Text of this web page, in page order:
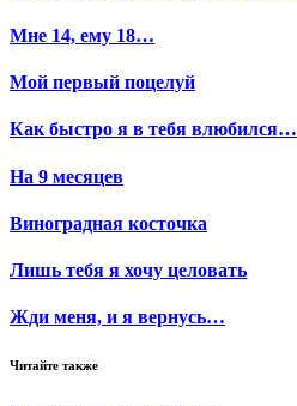
Мне 14, ему 18…
Мой первый поцелуй
Как быстро я в тебя влюбился…
На 9 месяцев
Виноградная косточка
Лишь тебя я хочу целовать
Жди меня, и я вернусь…
Читайте также